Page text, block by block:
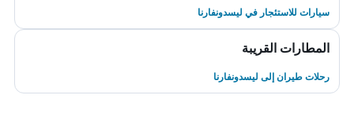
سيارات للاستئجار في ليسدونفارنا
المطارات القريبة
رحلات طيران إلى ليسدونفارنا